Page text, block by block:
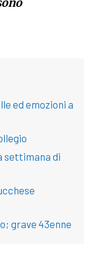
ed emozioni a
settimana di
grave 43enne